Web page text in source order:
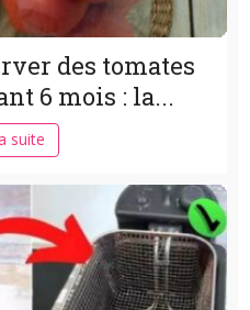
des tomates
6 mois : la...
suite